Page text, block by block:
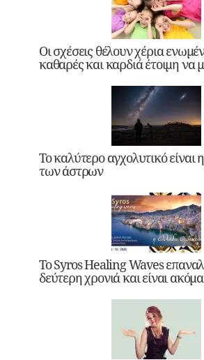
Οι σχέσεις θέλουν χέρια
καθαρές και καρδιά έτοιμη να
Το καλύτερο αγχολυτικό
των άστρων
Το Syros Healing Waves
δεύτερη χρονιά και είναι